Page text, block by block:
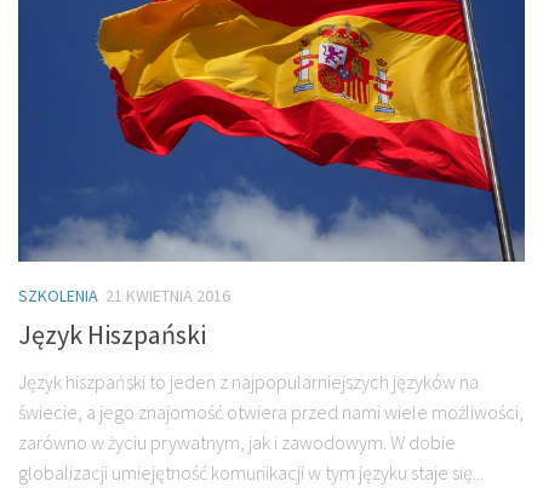
SZKOLENIA 21 KWIETNIA 2016
Język Hiszpański
Język hiszpański to jeden z najpopularniejszych języków na
świecie, a jego znajomość otwiera przed nami wiele możliwości,
zarówno w życiu prywatnym, jak i zawodowym. W dobie
globalizacji umiejętność komunikacji w tym języku staje się...